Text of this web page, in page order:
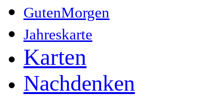
GutenMorgen
Jahreskarte
Karten
Nachdenken